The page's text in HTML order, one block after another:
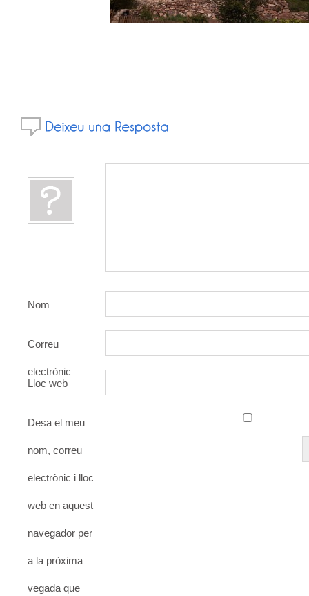
Nom
Correu
electrònic
Lloc web
Desa el meu
nom, correu
electrònic i lloc
web en aquest
navegador per
a la pròxima
vegada que